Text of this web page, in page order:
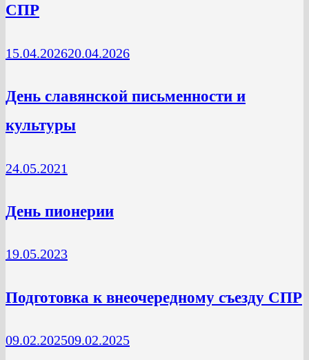
СПР
15.04.202620.04.2026
День славянской письменности и
культуры
24.05.2021
День пионерии
19.05.2023
Подготовка к внеочередному съезду СПР
09.02.202509.02.2025